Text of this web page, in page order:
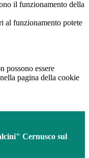
il funzionamento della
al funzionamento potete
possono essere
pagina della cookie
Cernusco sul